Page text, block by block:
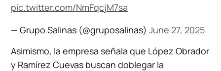
pic.twitter.com/NmFqcjM7sa
— Grupo Salinas (@gruposalinas)June 27, 2025
Asimismo, la empresa señala que López Obrador
y Ramírez Cuevas buscan doblegar la